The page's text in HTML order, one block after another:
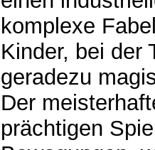
komplexe
Kinder, bei der
geradezu
Der
prächtigen